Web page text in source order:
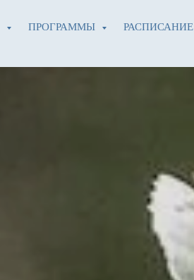
ПРОГРАММЫ РАСПИСАНИЕ